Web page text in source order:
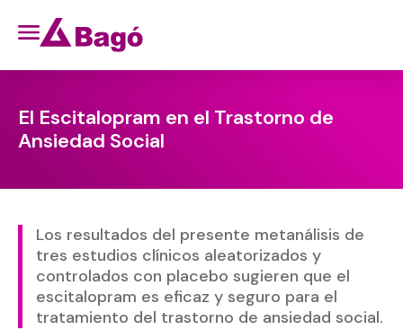
El Escitalopram en el Trastorno de
Ansiedad Social
Los resultados del presente metanálisis de
tres estudios clínicos aleatorizados y
controlados con placebo sugieren que el
escitalopram es eficaz y seguro para el
tratamiento del trastorno de ansiedad social.